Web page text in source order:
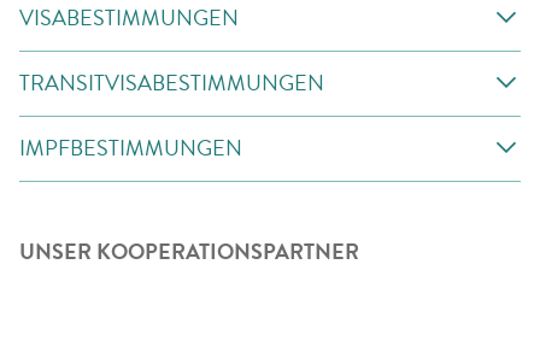
VISABESTIMMUNGEN
TRANSITVISABESTIMMUNGEN
IMPFBESTIMMUNGEN
UNSER KOOPERATIONSPARTNER